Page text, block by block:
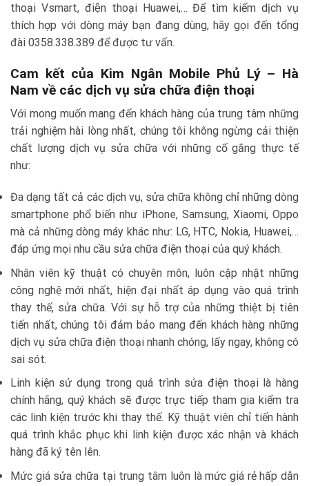
thoại Vsmart, điện thoại Huawei,… Để tìm kiếm dịch vụ
thích hợp với dòng máy bạn đang dùng, hãy gọi đến tổng
đài 0358.338.389 để được tư vấn.
Cam kết của Kim Ngân Mobile Phủ Lý – Hà
Nam về các dịch vụ sửa chữa điện thoại
Với mong muốn mang đến khách hàng của trung tâm những
trải nghiệm hài lòng nhất, chúng tôi không ngừng cải thiện
chất lượng dịch vụ sửa chữa với những cố gắng thực tế
như:
Đa dạng tất cả các dịch vụ, sửa chữa không chỉ những dòng
smartphone phổ biến như iPhone, Samsung, Xiaomi, Oppo
mà cả những dòng máy khác như: LG, HTC, Nokia, Huawei,…
đáp ứng mọi nhu cầu sửa chữa điện thoại của quý khách.
Nhân viên kỹ thuật có chuyên môn, luôn cập nhật những
công nghệ mới nhất, hiện đại nhất áp dụng vào quá trình
thay thế, sửa chữa. Với sự hỗ trợ của những thiệt bị tiên
tiến nhất, chúng tôi đảm bảo mang đến khách hàng những
dịch vụ sửa chữa điện thoại nhanh chóng, lấy ngay, không có
sai sót.
Linh kiện sử dụng trong quá trình sửa điện thoại là hàng
chính hãng, quý khách sẽ được trực tiếp tham gia kiểm tra
các linh kiện trước khi thay thế. Kỹ thuật viên chỉ tiến hành
quá trình khắc phục khi linh kiện được xác nhận và khách
hàng đã ký tên lên.
Mức giá sửa chữa tại trung tâm luôn là mức giá rẻ hấp dẫn